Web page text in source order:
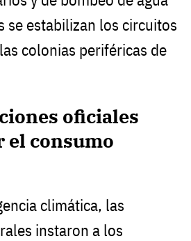
se estabilizan los circuitos
colonias periféricas de
oficiales
el consumo
climática, las
instaron a los